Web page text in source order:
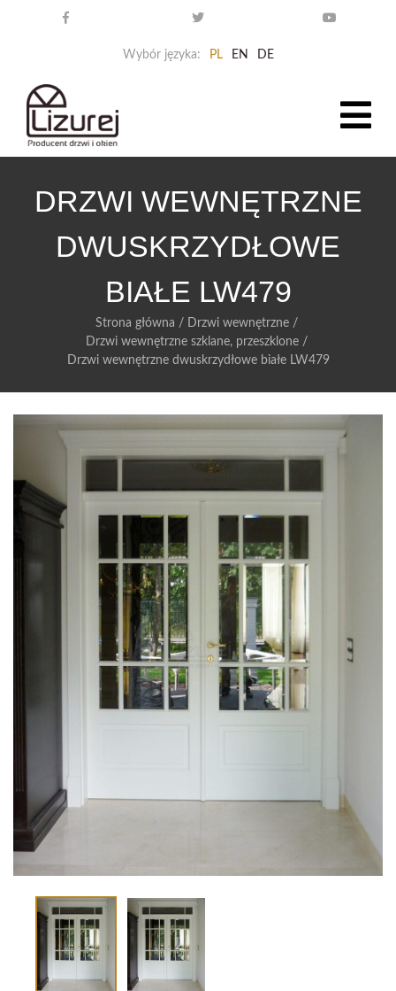
Wybór języka: PL EN DE
DRZWI WEWNĘTRZNE
DWUSKRZYDŁOWE
BIAŁE LW479
Strona główna / Drzwi wewnętrzne/
Drzwi wewnętrzne szklane, przeszklone/
Drzwi wewnętrzne dwuskrzydłowe białe LW479